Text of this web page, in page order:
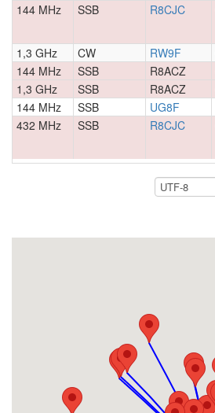
144 MHz
SSB R8CJC
1,3 GHz CW RW9F
144 MHz
SSB R8ACZ
1,3 GHz
SSB R8ACZ
144 MHz
SSB UG8F
432 MHz
SSB R8CJC